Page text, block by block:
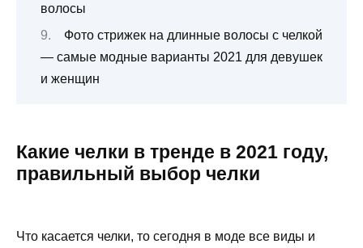
волосы
Фото стрижек на длинные волосы с челкой
— самые модные варианты 2021 для девушек
и женщин
Какие челки в тренде в 2021 году,
правильный выбор челки
Что касается челки, то сегодня в моде все виды и